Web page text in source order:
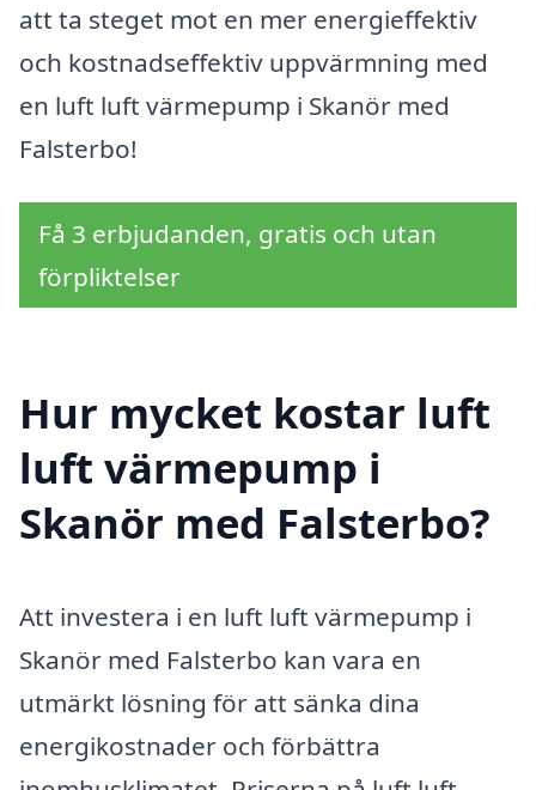
att ta steget mot en mer energieffektiv
och kostnadseffektiv uppvärmning med
en luft luft värmepump i Skanör med
Falsterbo!
Få 3 erbjudanden, gratis och utan
förpliktelser
Hur mycket kostar luft
luft värmepump i
Skanör med Falsterbo?
Att investera i en luft luft värmepump i
Skanör med Falsterbo kan vara en
utmärkt lösning för att sänka dina
energikostnader och förbättra